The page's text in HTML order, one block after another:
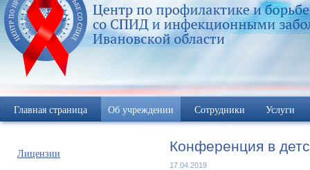
Главная страница Об учреждении Сотрудники Услуги
Лицензии
Конференция в
17.04.2019